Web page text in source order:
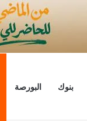
بنوك البورصة